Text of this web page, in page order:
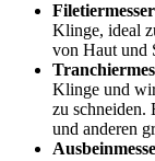
Filetiermesser
Klinge, ideal
von Haut und
Klinge und
zu schneiden.
und anderen